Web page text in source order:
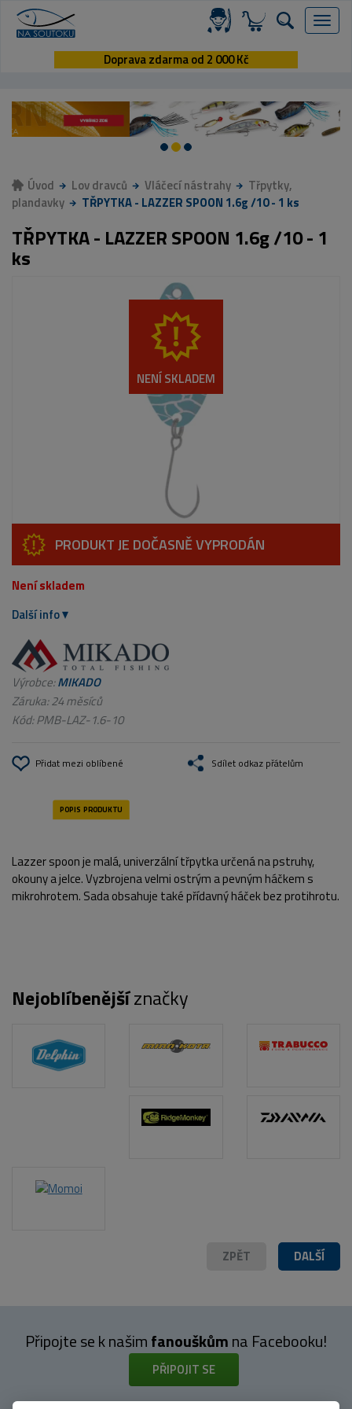
Menu
Doprava zdarma od 2 000 Kč
Úvod Lov dravců Vláčecí nástrahy
Třpytky,
plandavky
TŘPYTKA - LAZZER SPOON 1.6g /10 - 1 ks
TŘPYTKA - LAZZER SPOON 1.6g /10 - 1
ks
NENÍ SKLADEM
PRODUKT JE DOČASNĚ VYPRODÁN
Není skladem
Další info
Výrobce:MIKADO
Záruka: 24 měsíců
Kód:PMB-LAZ-1.6-10
Přidat mezi oblíbené Sdílet odkaz přátelům
Lazzer spoon je malá, univerzální třpytka určená na pstruhy,
okouny a jelce. Vyzbrojena velmi ostrým a pevným háčkem s
mikrohrotem. Sada obsahuje také přídavný háček bez protihrotu.
Nejoblíbenějšíznačky
DALŠÍ
ZPĚT
Připojte se k našimfanouškůmna Facebooku!
PŘIPOJIT SE